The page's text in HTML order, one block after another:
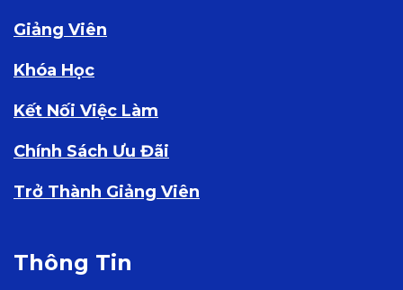
Giảng Viên
Khóa Học
Kết Nối Việc Làm
Chính Sách Ưu Đãi
Trở Thành Giảng Viên
Thông Tin